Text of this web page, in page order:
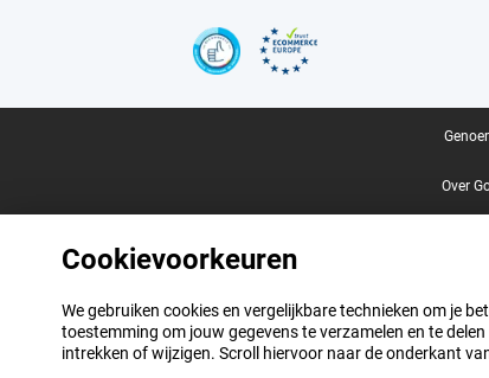
Over
Cookievoorkeuren
We gebruiken cookies en vergelijkbare technieken om je
toestemming om jouw gegevens te verzamelen en te
intrekken of wijzigen. Scroll hiervoor naar de onderkant